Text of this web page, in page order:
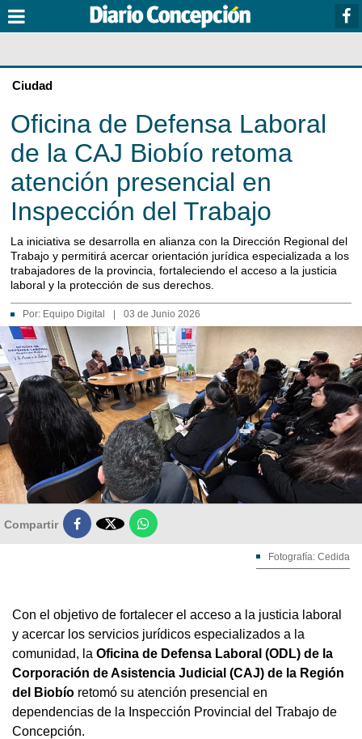
Ciudad
Oficina de Defensa Laboral
de la CAJ Biobío retoma
atención presencial en
Inspección del Trabajo
La iniciativa se desarrolla en alianza con la Dirección Regional del
Trabajo y permitirá acercar orientación jurídica especializada a los
trabajadores de la provincia, fortaleciendo el acceso a la justicia
laboral y la protección de sus derechos.
Por: Equipo Digital 03 de Junio 2026
Compartir 
Fotografía: Cedida
Con el objetivo de fortalecer el acceso a la justicia laboral
y acercar los servicios jurídicos especializados a la
comunidad, la Oficina de Defensa Laboral (ODL) de la
Corporación de Asistencia Judicial (CAJ) de la Región
del Biobío retomó su atención presencial en
dependencias de la Inspección Provincial del Trabajo de
Concepción.